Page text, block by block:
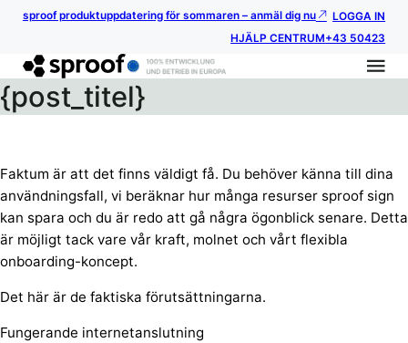
sproof produktuppdatering för sommaren – anmäl dig nu
LOGGA IN
HJÄLP CENTRUM+43 50423
{post_titel}
Faktum är att det finns väldigt få. Du behöver känna till dina
användningsfall, vi beräknar hur många resurser sproof sign
kan spara och du är redo att gå några ögonblick senare. Detta
är möjligt tack vare vår kraft, molnet och vårt flexibla
onboarding-koncept.
Det här är de faktiska förutsättningarna.
Fungerande internetanslutning